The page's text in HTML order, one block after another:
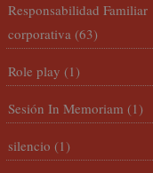
Responsabilidad Familiar
corporativa (63)
Role play (1)
Sesión In Memoriam (1)
silencio (1)